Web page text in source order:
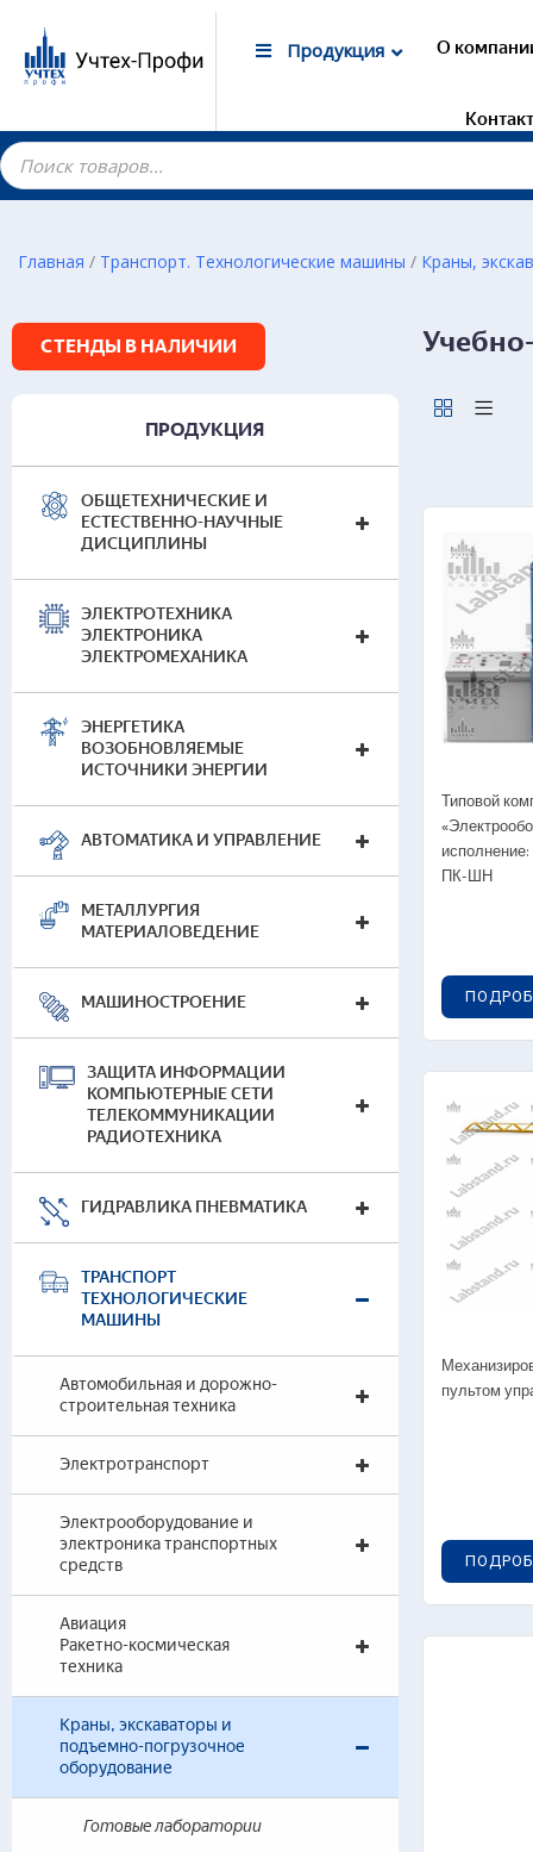
Продукция О
Главная / Транспорт. Технологические машины / Краны,
СТЕНДЫ В НАЛИЧИИ
ПРОДУКЦИЯ
ОБЩЕТЕХНИЧЕСКИЕ И
ЕСТЕСТВЕННО-НАУЧНЫЕ
ДИСЦИПЛИНЫ
ЭЛЕКТРОТЕХНИКА
ЭЛЕКТРОНИКА
ЭЛЕКТРОМЕХАНИКА
ЭНЕРГЕТИКА
ВОЗОБНОВЛЯЕМЫЕ
ИСТОЧНИКИ ЭНЕРГИИ
АВТОМАТИКА И УПРАВЛЕНИЕ
МЕТАЛЛУРГИЯ
МАТЕРИАЛОВЕДЕНИЕ
МАШИНОСТРОЕНИЕ
ЗАЩИТА ИНФОРМАЦИИ
КОМПЬЮТЕРНЫЕ СЕТИ
ТЕЛЕКОММУНИКАЦИИ
РАДИОТЕХНИКА
ГИДРАВЛИКА ПНЕВМАТИКА
ТРАНСПОРТ
ТЕХНОЛОГИЧЕСКИЕ
МАШИНЫ
Автомобильная и дорожно-
строительная техника
Электротранспорт
Электрооборудование и
электроника транспортных
средств
Авиация
Ракетно-космическая
техника
Краны, экскаваторы и
подъемно-погрузочное
оборудование
Готовые лаборатории
Типовой
ПК-ШН
пультом